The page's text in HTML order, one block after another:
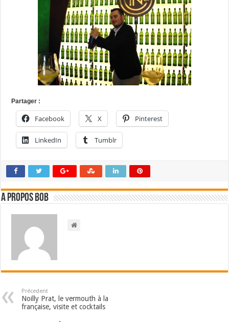
Partager :
Facebook X Pinterest
LinkedIn Tumblr
A propos bOb
Précedent
Noilly Prat, le vermouth à la
française, visite et cocktails